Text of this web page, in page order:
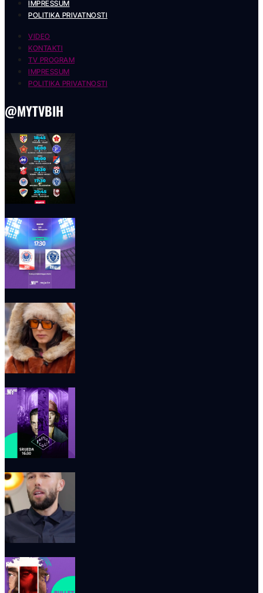
IMPRESSUM
POLITIKA PRIVATNOSTI
VIDEO
KONTAKTI
TV PROGRAM
IMPRESSUM
POLITIKA PRIVATNOSTI
@MYTVBIH